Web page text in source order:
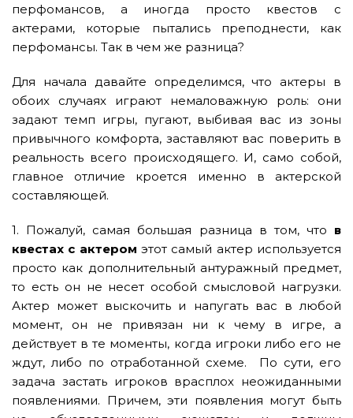
перфомансов, а иногда просто квестов с
актерами, которые пытались преподнести, как
перфомансы. Так в чем же разница?
Для начала давайте определимся, что актеры в
обоих случаях играют немаловажную роль: они
задают темп игры, пугают, выбивая вас из зоны
привычного комфорта, заставляют вас поверить в
реальность всего происходящего. И, само собой,
главное отличие кроется именно в актерской
составляющей.
1. Пожалуй, самая большая разница в том, что в
квестах с актером этот самый актер используется
просто как дополнительный антуражный предмет,
то есть он не несет особой смысловой нагрузки.
Актер может выскочить и напугать вас в любой
момент, он не привязан ни к чему в игре, а
действует в те моменты, когда игроки либо его не
ждут, либо по отработанной схеме. По сути, его
задача застать игроков врасплох неожиданными
появлениями. Причем, эти появления могут быть